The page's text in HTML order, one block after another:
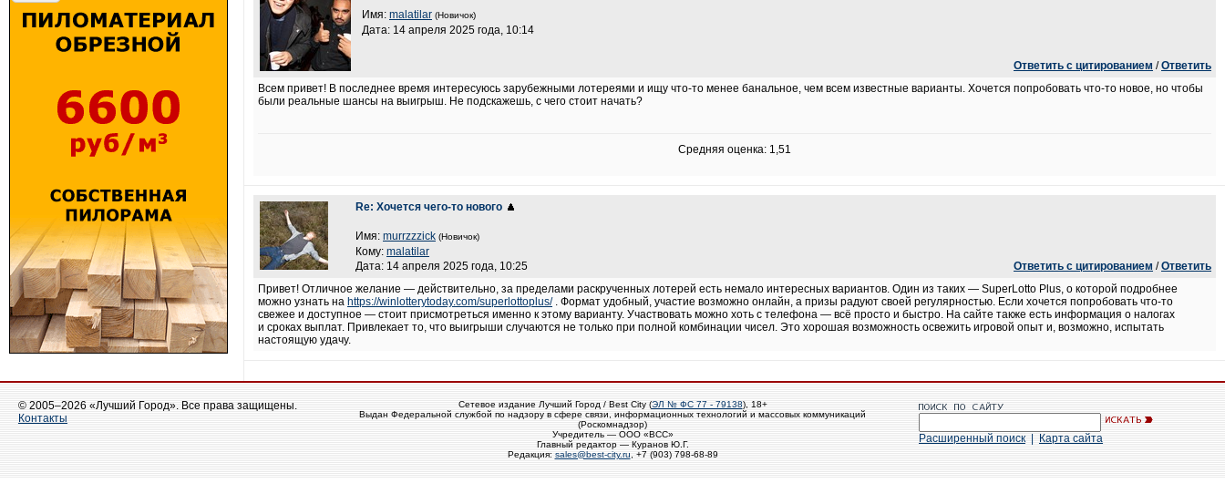
Имя: malatilar (Новичок)
Дата: 14 апреля 2025 года, 10:14
Ответить с цитированием /Ответить
Всем привет! В последнее время интересуюсь зарубежными лотереями и ищу что-то менее банальное, чем всем известные варианты. Хочется попробовать что-то новое, но чтобы
были реальные шансы на выигрыш. Не подскажешь, с чего стоит начать?
Средняя оценка: 1,51
Re: Хочется чего-то нового
Имя: murrzzzick (Новичок)
Кому: malatilar
Дата: 14 апреля 2025 года, 10:25
Ответить с цитированием /Ответить
Привет! Отличное желание — действительно, за пределами раскрученных лотерей есть немало интересных вариантов. Один из таких — SuperLotto Plus, о которой подробнее
можно узнать на https://winlotterytoday.com/superlottoplus/. Формат удобный, участие возможно онлайн, а призы радуют своей регулярностью. Если хочется попробовать что-то
свежее и доступное — стоит присмотреться именно к этому варианту. Участвовать можно хоть с телефона — всё просто и быстро. На сайте также есть информация о налогах
и сроках выплат. Привлекает то, что выигрыши случаются не только при полной комбинации чисел. Это хорошая возможность освежить игровой опыт и, возможно, испытать
настоящую удачу.
© 2005–2026 «Лучший Город». Все права защищены.
Контакты
Сетевое издание Лучший Город / Best City (ЭЛ № ФС 77 - 79138), 18+
Выдан Федеральной службой по надзору в сфере связи, информационных технологий и массовых коммуникаций
(Роскомнадзор)
Учредитель — ООО «ВСС»
Главный редактор — Куранов Ю.Г.
Редакция: sales@best-city.ru , +7 (903) 798-68-89
Расширенный поиск Карта сайта